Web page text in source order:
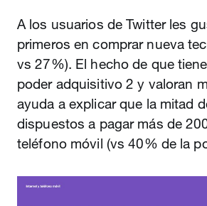
A los usuarios de Twitter les
primeros en comprar nueva
vs 27%). El hecho de que
poder adquisitivo 2 y valoran
ayuda a explicar que la mitad
dispuestos a pagar más de
teléfono móvil (vs 40% de la